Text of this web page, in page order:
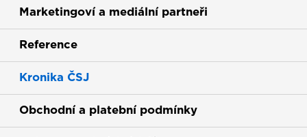
Marketingoví a mediální partneři
Reference
Kronika ČSJ
Obchodní a platební podmínky